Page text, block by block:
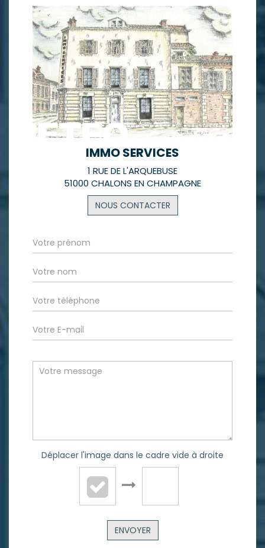
IMMO SERVICES
1 RUE DE L'ARQUEBUSE
51000 CHALONS EN CHAMPAGNE
NOUS CONTACTER
Déplacer l'image dans le cadre vide à droite
ENVOYER